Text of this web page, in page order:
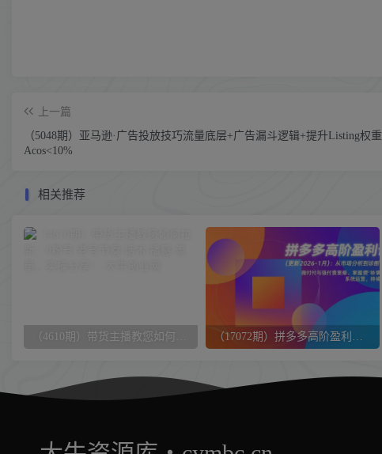
上一篇
（5048期）亚马逊·广告投放技巧流量底层+广告漏斗逻辑+提升Listing权重
Acos<10%
相关推荐